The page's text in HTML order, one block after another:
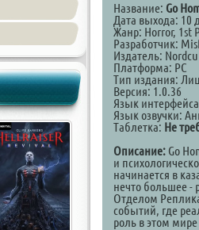
Название: Go
Дата выхода: 10
Жанр: Horror, 1st
Разработчик:
Издатель:
Платформа: PC
Тип издания:
Версия: 1.0.36
Язык
Язык озвучки:
Таблетка: Не
Описание: Go
и
начинается в
нечто большее -
Отделом
событий, где
роль в этом